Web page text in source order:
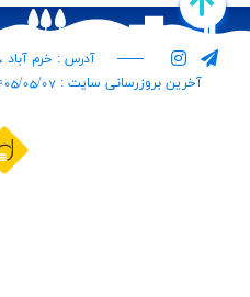
آدرس : خرم آباد ، خیابان 17 شهریور ،
آخرین بروزرسانی سایت : 1405/05/07 09:17